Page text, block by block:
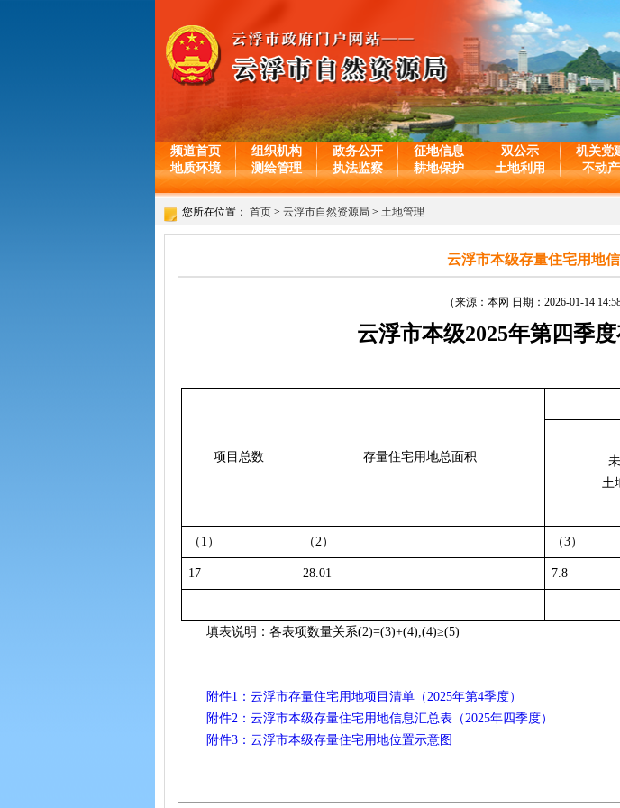
频道首页 组织机构 政务公开 征地信息 双公示 机关党
地质环境
测绘管理 执法监察 耕地保护 土地利用 不动产
您所在位置： 首页 > 云浮市自然资源局 > 土地管理
云浮市本级存量住宅用地信
（来源：本网 日期：2026-01-14
云浮市本级2025年第四季
项目总数 存量住宅用地总面积
土
（1） （2） （3）
17 28.01 7.8
填表说明：各表项数量关系(2)=(3)+(4),(4)≥(5)
附件1：云浮市存量住宅用地项目清单（2025年第4季度）
附件2：云浮市本级存量住宅用地信息汇总表（2025年四季度）
附件3：云浮市本级存量住宅用地位置示意图